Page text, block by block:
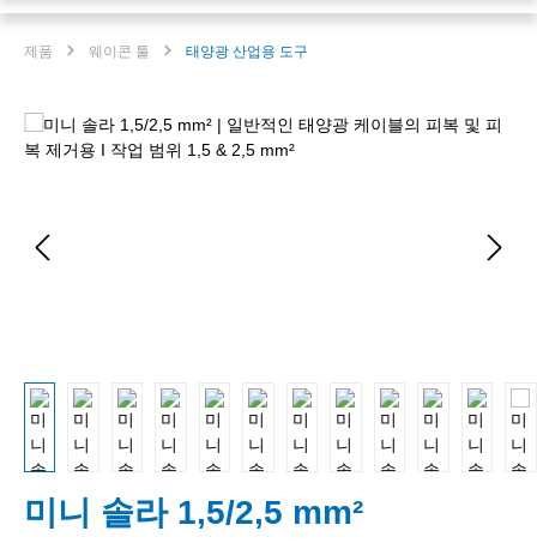
제품 웨이콘 툴 태양광 산업용 도구
Skip image gallery
미니 솔라 1,5/2,5 mm²